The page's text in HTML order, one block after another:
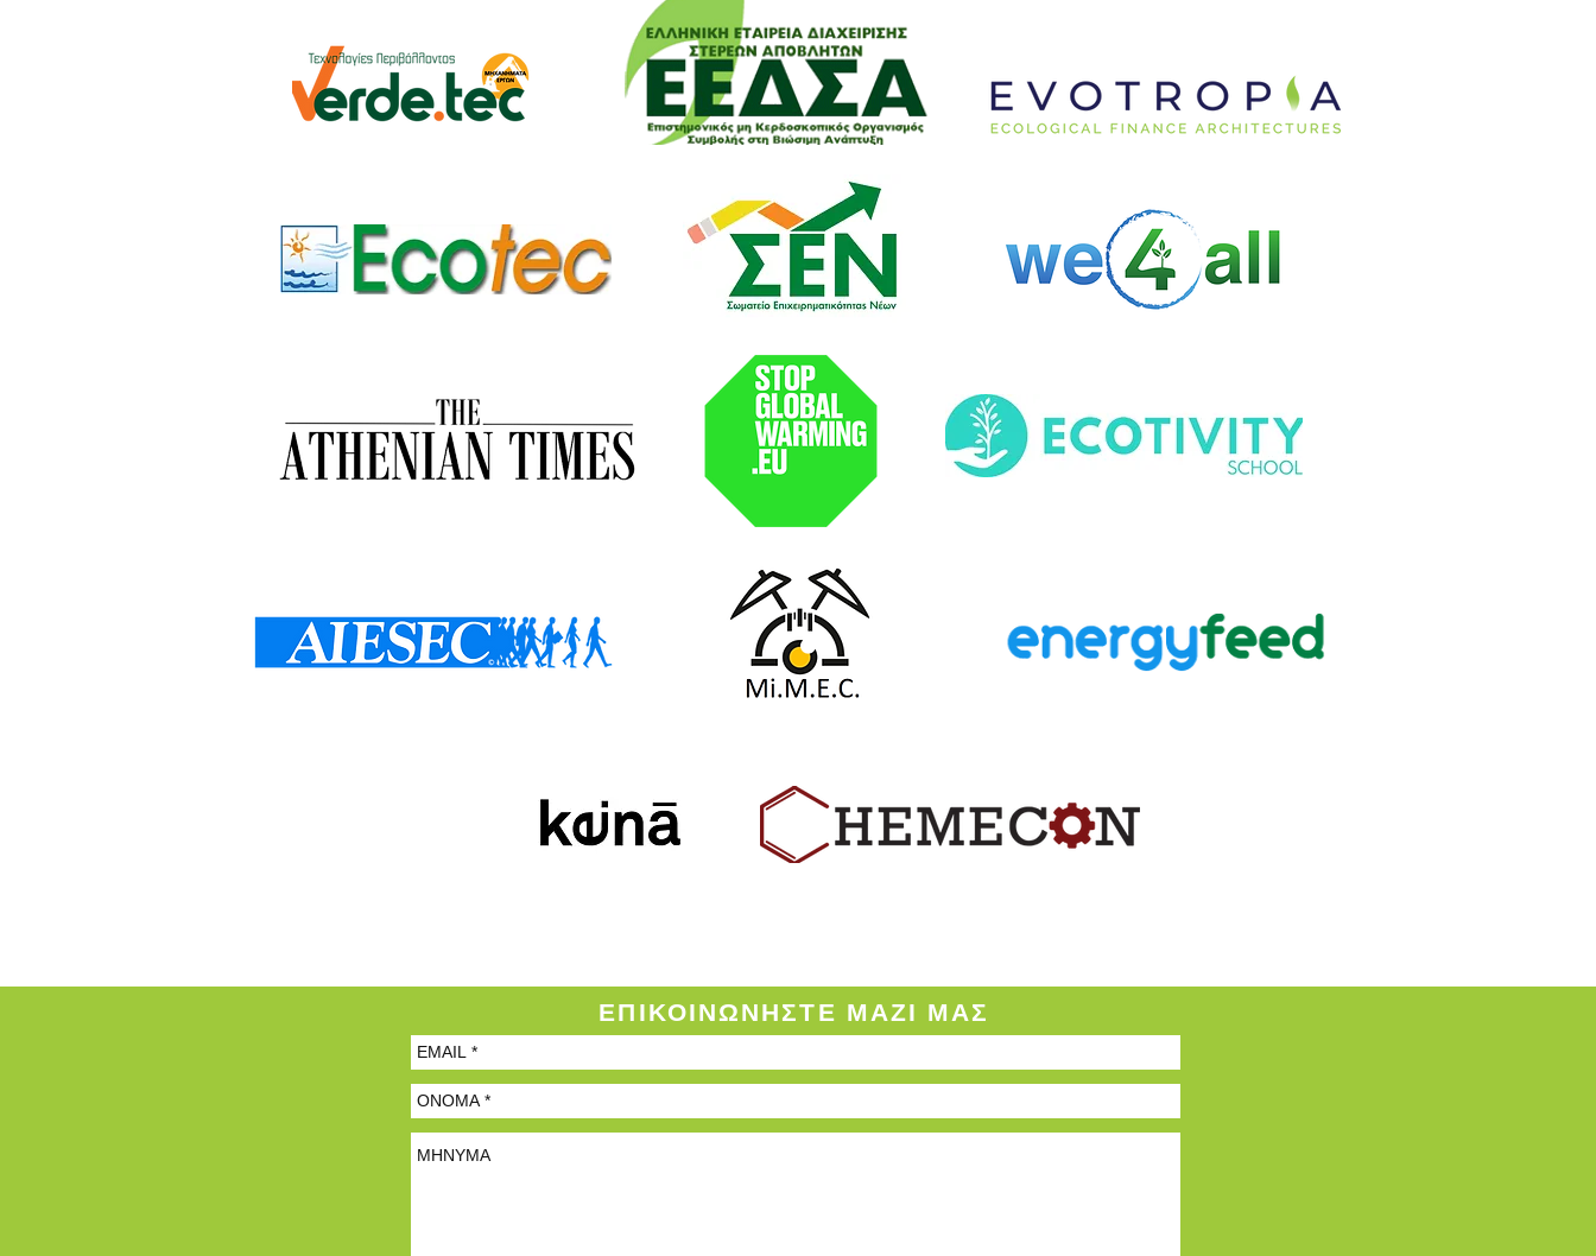
ΕΠΙΚΟΙΝΩΝΗΣΤΕ ΜΑΖΙ ΜΑΣ